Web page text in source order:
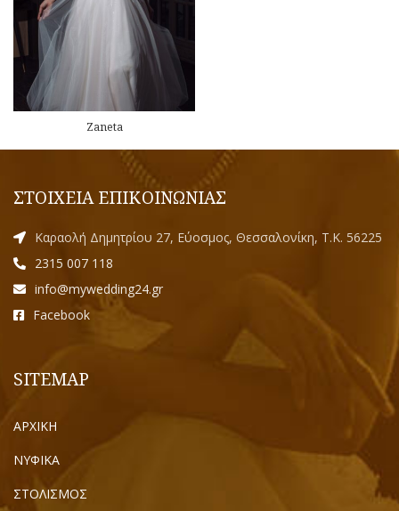
Zaneta
ΣΤΟΙΧΕΙΑ ΕΠΙΚΟΙΝΩΝΙΑΣ
Καραολή Δημητρίου 27, Εύοσμος, Θεσσαλονίκη, Τ.Κ. 56225
2315 007 118
info@mywedding24.gr
Facebook
SITEMAP
ΑΡΧΙΚΗ
ΝΥΦΙΚΑ
ΣΤΟΛΙΣΜΟΣ